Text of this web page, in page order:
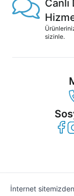
sizinle.
İnternet